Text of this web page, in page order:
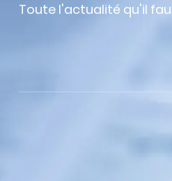
Toute l'actualité qu'il